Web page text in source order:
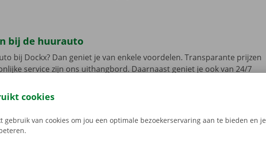
bij de huurauto
bij Dockx? Dan geniet je van enkele voordelen. Transparante prijzen
service zijn ons uithangbord. Daarnaast geniet je ook van 24/7
rij je zonder zorgen rond in je huurauto
cookies
gebruik van cookies om jou een optimale bezoekerservaring aan te bieden en je